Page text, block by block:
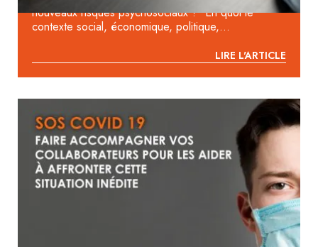
nouveaux risques psychosociaux ? En quoi le
contexte social, économique, politique,...
LIRE L'ARTICLE